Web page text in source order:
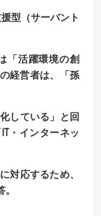
型（サーバント
「活躍環境の創
経営者は、「孫
している」と回
IT・インターネッ
対応するため、